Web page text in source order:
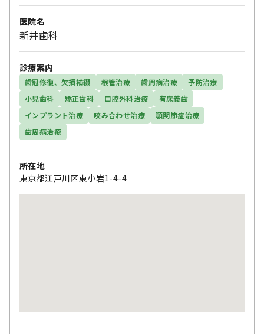
医院名
新井歯科
診療案内
歯冠修復、欠損補綴 根管治療 歯周病治療
予防治療
小児歯科
矯正歯科 口腔外科治療
有床義歯
インプラント治療
咬み合わせ治療
顎関節症治療
歯周病治療
所在地
東京都江戸川区東小岩1-4-4